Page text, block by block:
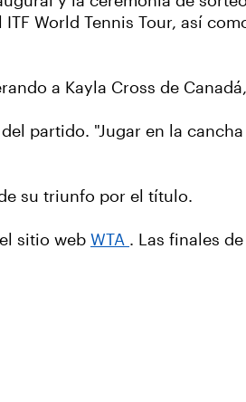
World Tennis Tour, así
a Kayla Cross de
partido. "Jugar en la
su triunfo por el título.
sitio web WTA . Las finales